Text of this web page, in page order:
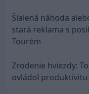
Šialená náhoda
stará reklama s
Tourém
Zrodenie hviezdy:
ovládol produktivitu